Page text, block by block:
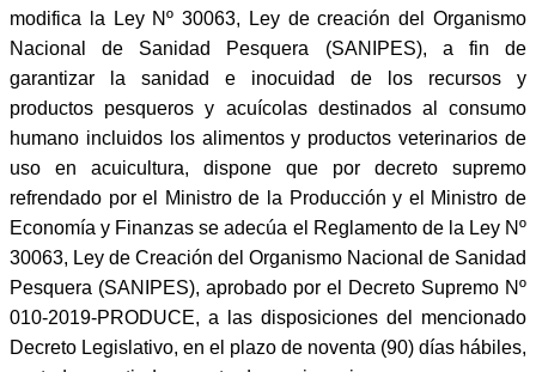
modifica la Ley Nº 30063, Ley de creación del Organismo
Nacional de Sanidad Pesquera (SANIPES), a fin de
garantizar la sanidad e inocuidad de los recursos y
productos pesqueros y acuícolas destinados al consumo
humano incluidos los alimentos y productos veterinarios de
uso en acuicultura, dispone que por decreto supremo
refrendado por el Ministro de la Producción y el Ministro de
Economía y Finanzas se adecúa el Reglamento de la Ley Nº
30063, Ley de Creación del Organismo Nacional de Sanidad
Pesquera (SANIPES), aprobado por el Decreto Supremo Nº
010-2019-PRODUCE, a las disposiciones del mencionado
Decreto Legislativo, en el plazo de noventa (90) días hábiles,